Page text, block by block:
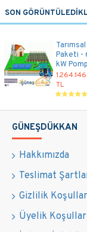
SON
Paketi -
kW
TL
GÜNEŞDÜKKAN
Hakkımızda
Teslimat
Gizlilik
Üyelik